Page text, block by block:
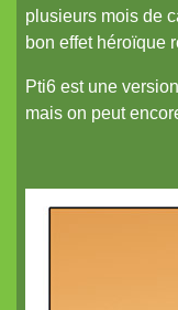
Princes & Vagabonds
plusieurs mois de
bon effet héroïque
Pti6 est une
mais on peut